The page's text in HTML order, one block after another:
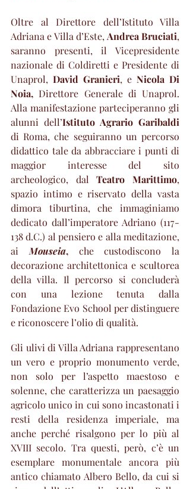
Oltre al Direttore dell’Istituto Villa
Adriana e Villa d’Este, Andrea Bruciati,
saranno presenti, il Vicepresidente
nazionale di Coldiretti e Presidente di
Unaprol, David Granieri, e Nicola Di
Noia, Direttore Generale di Unaprol.
Alla manifestazione parteciperanno gli
alunni dell’Istituto Agrario Garibaldi
di Roma, che seguiranno un percorso
didattico tale da abbracciare i punti di
maggior interesse del sito
archeologico, dal Teatro Marittimo,
spazio intimo e riservato della vasta
dimora tiburtina, che immaginiamo
dedicato dall’imperatore Adriano (117-
138 d.C.) al pensiero e alla meditazione,
ai Mouseia, che custodiscono la
decorazione architettonica e scultorea
della villa. Il percorso si concluderà
con una lezione tenuta dalla
Fondazione Evo School per distinguere
e riconoscere l’olio di qualità.
Gli ulivi di Villa Adriana rappresentano
un vero e proprio monumento verde,
non solo per l’aspetto maestoso e
solenne, che caratterizza un paesaggio
agricolo unico in cui sono incastonati i
resti della residenza imperiale, ma
anche perché risalgono per lo più al
XVIII secolo. Tra questi, però, c’è un
esemplare monumentale ancora più
antico chiamato Albero Bello, da cui si